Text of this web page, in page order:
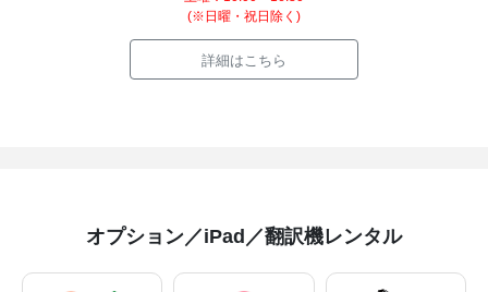
(※日曜・祝日除く)
詳細はこちら
オプション／iPad／翻訳機レンタル